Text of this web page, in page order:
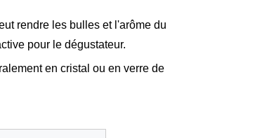
rendre les bulles et l'arôme du
pour le dégustateur.
en cristal ou en verre de